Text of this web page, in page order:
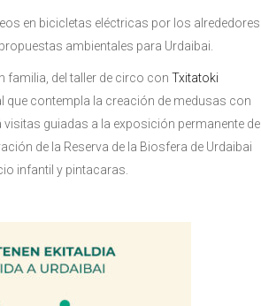
en bicicletas eléctricas por los alrededores
ambientales para Urdaibai.
familia, del taller de circo con Txitatoki
contempla la creación de medusas con
visitas guiadas a la exposición permanente de
de la Reserva de la Biosfera de Urdaibai
infantil y pintacaras.